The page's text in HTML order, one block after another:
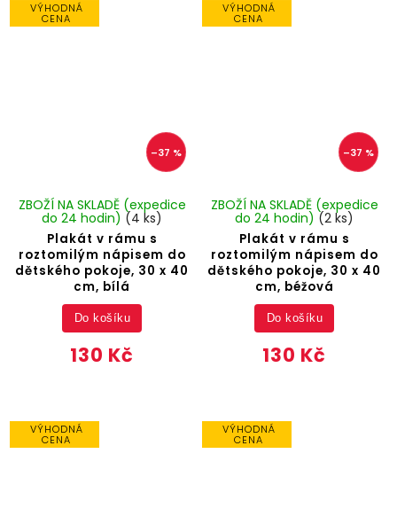
VÝHODNÁ
CENA
–37 %
Plakát v rámu s
roztomilým nápisem do
dětského pokoje, 30 x 40
cm, bílá
ZBOŽÍ NA SKLADĚ (expedice
do 24 hodin) (4 ks)
130 Kč
Do košíku
VÝHODNÁ
CENA
–37 %
Plakát v rámu s
roztomilým nápisem do
dětského pokoje, 30 x 40
cm, béžová
ZBOŽÍ NA SKLADĚ (expedice
do 24 hodin) (2 ks)
130 Kč
Do košíku
VÝHODNÁ
CENA
VÝHODNÁ
CENA